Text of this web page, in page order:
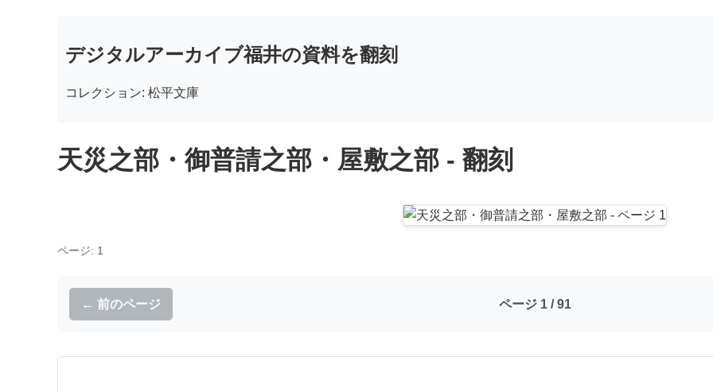
デジタルアーカイブ福井の資料を翻刻
コレクション: 松平文庫
天災之部・御普請之部・屋敷之部 - 翻刻
ページ: 1
← 前のページ ページ 1 / 91